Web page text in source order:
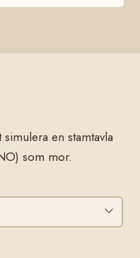
en stamtavla
som mor.